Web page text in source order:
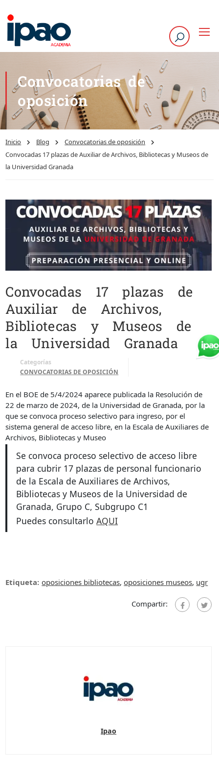
Convocatorias de
oposición
Inicio Blog
Convocatorias de oposición
Convocadas 17 plazas de Auxiliar de Archivos, Bibliotecas y Museos de
la Universidad Granada
Convocadas 17 plazas de
Auxiliar de Archivos,
Bibliotecas y Museos de
la Universidad Granada
Categorías
CONVOCATORIAS DE OPOSICIÓN
En el BOE de 5/4/2024 aparece publicada la Resolución de
22 de marzo de 2024, de la Universidad de Granada, por la
que se convoca proceso selectivo para ingreso, por el
sistema general de acceso libre, en la Escala de Auxiliares de
Archivos, Bibliotecas y Museo
Se convoca proceso selectivo de acceso libre
para cubrir 17 plazas de personalfuncionario
de la Escala de Auxiliares de Archivos,
Bibliotecas y Museos de la Universidad de
Granada, Grupo C, Subgrupo C1
Puedes consultarloAQUI
Etiqueta: oposiciones bibliotecas,oposiciones museos, ugr
Compartir:
Ipao